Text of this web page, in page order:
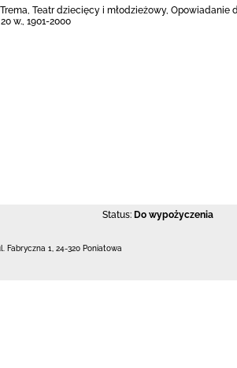
Teatr dziecięcy i młodzieżowy,
w., 1901-2000
Status: Do wypożyczenia
Fabryczna 1 24-320 Poniatowa